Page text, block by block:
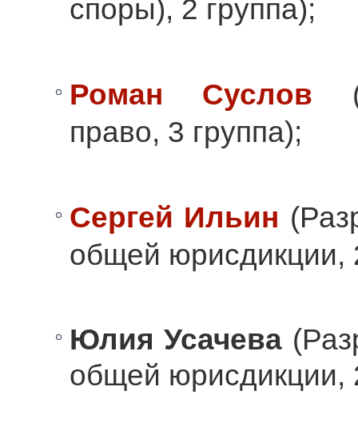
споры), 2 группа);
Роман Суслов
право, 3 группа);
Сергей Ильин
общей юрисдикции,
Юлия Усачева
общей юрисдикции,